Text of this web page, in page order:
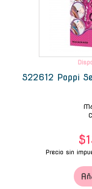
S22612 Poppi
Precio sin